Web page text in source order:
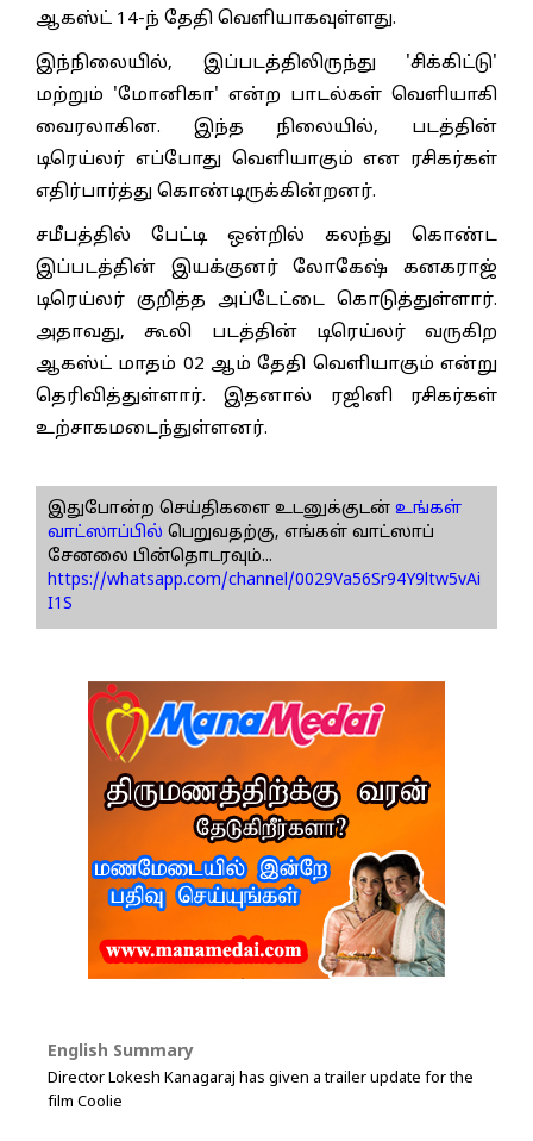
ஆகஸ்ட் 14-ந் தேதி வெளியாகவுள்ளது.
இந்நிலையில், இப்படத்திலிருந்து 'சிக்கிட்டு'
மற்றும் 'மோனிகா' என்ற பாடல்கள் வெளியாகி
வைரலாகின. இந்த நிலையில், படத்தின்
டிரெய்லர் எப்போது வெளியாகும் என ரசிகர்கள்
எதிர்பார்த்து கொண்டிருக்கின்றனர்.
சமீபத்தில் பேட்டி ஒன்றில் கலந்து கொண்ட
இப்படத்தின் இயக்குனர் லோகேஷ் கனகராஜ்
டிரெய்லர் குறித்த அப்டேட்டை கொடுத்துள்ளார்.
அதாவது, கூலி படத்தின் டிரெய்லர் வருகிற
ஆகஸ்ட் மாதம் 02 ஆம் தேதி வெளியாகும் என்று
தெரிவித்துள்ளார். இதனால் ரஜினி ரசிகர்கள்
உற்சாகமடைந்துள்ளனர்.
இதுபோன்ற செய்திகளை உடனுக்குடன் உங்கள்
வாட்ஸாப்பில் பெறுவதற்கு, எங்கள் வாட்ஸாப்
சேனலை பின்தொடரவும்...
https://whatsapp.com/channel/0029Va56Sr94Y9ltw5vAi
I1S
English Summary
Director Lokesh Kanagaraj has given a trailer update for the
film Coolie